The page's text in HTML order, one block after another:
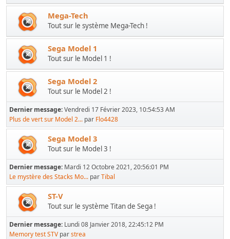
Mega-Tech
Tout sur le système Mega-Tech !
Sega Model 1
Tout sur le Model 1 !
Sega Model 2
Tout sur le Model 2 !
Dernier message:Vendredi 17 Février 2023, 10:54:53 AM
Plus de vert sur Model 2... par Flo4428
Sega Model 3
Tout sur le Model 3 !
Dernier message: Mardi 12 Octobre 2021, 20:56:01 PM
Le mystère des Stacks Mo... parTibal
ST-V
Tout sur le système Titan de Sega !
Dernier message: Lundi 08 Janvier 2018, 22:45:12 PM
Memory test STV parstrea